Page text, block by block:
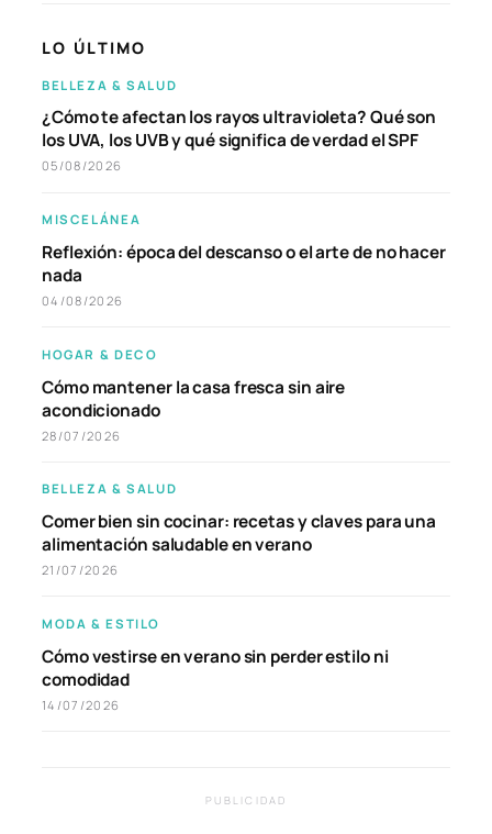
LO ÚLTIMO
BELLEZA & SALUD
¿Cómo te afectan los rayos ultravioleta? Qué son
los UVA, los UVB y qué significa de verdad el SPF
05/08/2026
MISCELÁNEA
Reflexión: época del descanso o el arte de no hacer
nada
04/08/2026
HOGAR & DECO
Cómo mantener la casa fresca sin aire
acondicionado
28/07/2026
BELLEZA & SALUD
Comer bien sin cocinar: recetas y claves para una
alimentación saludable en verano
21/07/2026
MODA & ESTILO
Cómo vestirse en verano sin perder estilo ni
comodidad
14/07/2026
PUBLICIDAD